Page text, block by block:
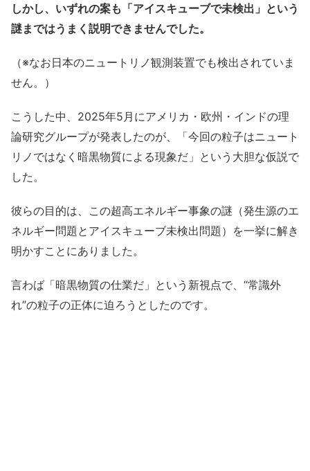
しかし、いずれの案も「アイスキューブで未検出」という
謎まではうまく説明できませんでした。
（※なお日本のニュートリノ観測装置でも検出されていま
せん。）
こうした中、2025年5月にアメリカ・欧州・インドの理
論研究グループが発表したのが、「今回の粒子はニュート
リノではなく暗黒物質による現象だ」という大胆な仮説で
した。
彼らの目的は、この超高エネルギー事象の謎（発生源のエ
ネルギー問題とアイスキューブ未検出問題）を一挙に解き
明かすことにありました。
言わば「暗黒物質の仕業だ」という新視点で、“常識外
れ”の粒子の正体に迫ろうとしたのです。